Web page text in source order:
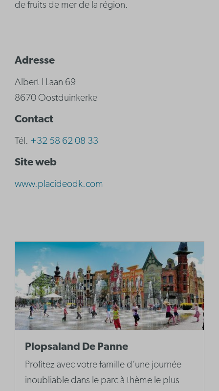
de fruits de mer de la région.
Adresse
Albert I Laan 69
8670 Oostduinkerke
Contact
Tél. +32 58 62 08 33
Site web
www.placideodk.com
Plopsaland De Panne
Profitez avec votre famille d’une journée
inoubliable dans le parc à thème le plus